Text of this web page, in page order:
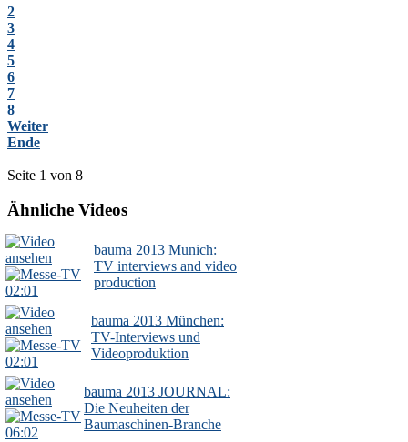
2
3
4
5
6
7
8
Weiter
Ende
Seite 1 von 8
Ähnliche Videos
02:01
bauma 2013 Munich:
TV interviews and video
production
02:01
bauma 2013 München:
TV-Interviews und
Videoproduktion
06:02
bauma 2013 JOURNAL:
Die Neuheiten der
Baumaschinen-Branche